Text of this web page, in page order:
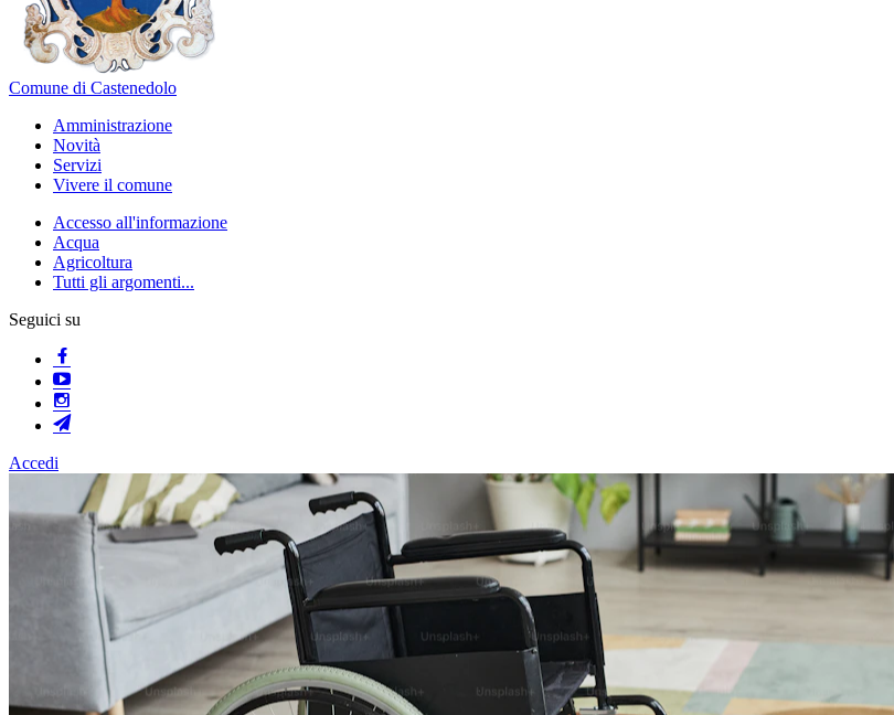
Comune di Castenedolo
Amministrazione
Novità
Servizi
Vivere il comune
Accesso all'informazione
Acqua
Agricoltura
Tutti gli argomenti...
Seguici su
Accedi